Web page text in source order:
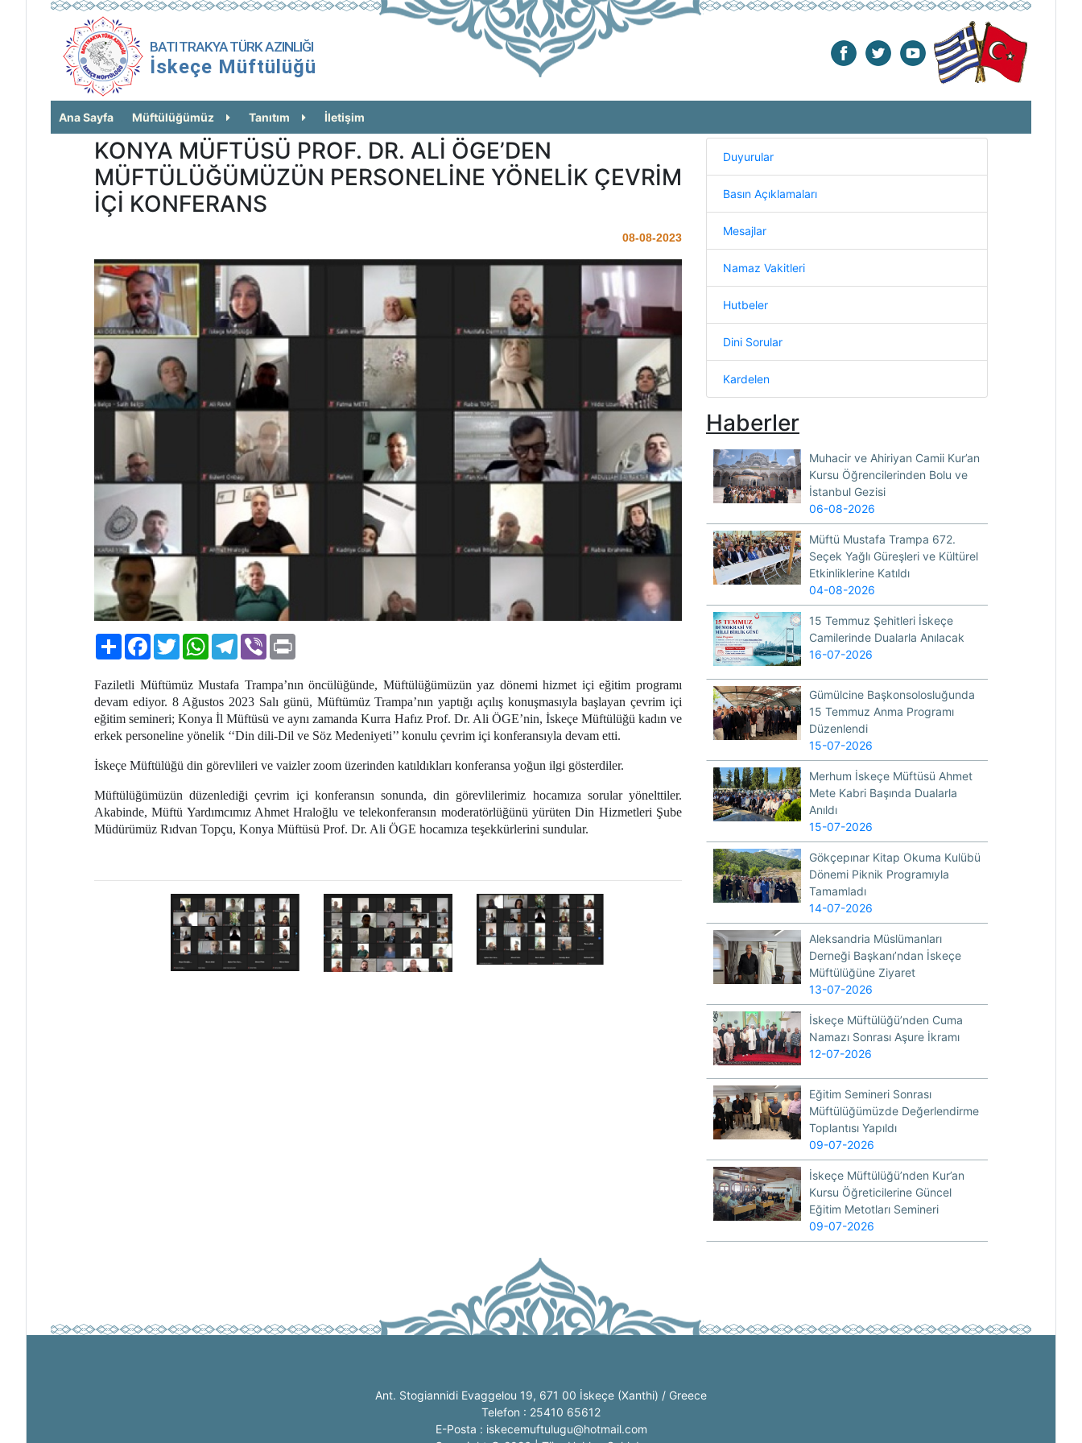
BATI TRAKYA TÜRK AZINLIĞI
İskeçe Müftülüğü
Ana Sayfa Müftülüğümüz Tanıtım İletişim
KONYA MÜFTÜSÜ PROF. DR. ALİ ÖGE’DEN
MÜFTÜLÜĞÜMÜZÜN PERSONELİNE YÖNELİK ÇEVRİM
İÇİ KONFERANS
08-08-2023
PaylaşFacebook
TwitterWhatsAppTelegram
Viber
Faziletli Müftümüz Mustafa Trampa’nın öncülüğünde, Müftülüğümüzün yaz dönemi hizmet içi eğitim programı
devam ediyor. 8 Ağustos 2023 Salı günü, Müftümüz Trampa’nın yaptığı açılış konuşmasıyla başlayan çevrim içi
eğitim semineri; Konya İl Müftüsü ve aynı zamanda Kurra Hafız Prof. Dr. Ali ÖGE’nin, İskeçe Müftülüğü kadın ve
erkek personeline yönelik ‘‘Din dili-Dil ve Söz Medeniyeti’’ konulu çevrim içi konferansıyla devam etti.
İskeçe Müftülüğü din görevlileri ve vaizler zoom üzerinden katıldıkları konferansa yoğun ilgi gösterdiler.
Müftülüğümüzün düzenlediği çevrim içi konferansın sonunda, din görevlilerimiz hocamıza sorular yönelttiler.
Akabinde, Müftü Yardımcımız Ahmet Hraloğlu ve telekonferansın moderatörlüğünü yürüten Din Hizmetleri Şube
Müdürümüz Rıdvan Topçu, Konya Müftüsü Prof. Dr. Ali ÖGE hocamıza teşekkürlerini sundular.
Duyurular
Basın Açıklamaları
Mesajlar
Namaz Vakitleri
Hutbeler
Dini Sorular
Kardelen
Haberler
Muhacir ve Ahiriyan Camii Kur’an
Kursu Öğrencilerinden Bolu ve
İstanbul Gezisi
06-08-2026
Müftü Mustafa Trampa 672.
Seçek Yağlı Güreşleri ve Kültürel
Etkinliklerine Katıldı
04-08-2026
15 Temmuz Şehitleri İskeçe
Camilerinde Dualarla Anılacak
16-07-2026
Gümülcine Başkonsolosluğunda
15 Temmuz Anma Programı
Düzenlendi
15-07-2026
Merhum İskeçe Müftüsü Ahmet
Mete Kabri Başında Dualarla
Anıldı
15-07-2026
Gökçepınar Kitap Okuma Kulübü
Dönemi Piknik Programıyla
Tamamladı
14-07-2026
Aleksandria Müslümanları
Derneği Başkanı’ndan İskeçe
Müftülüğüne Ziyaret
13-07-2026
İskeçe Müftülüğü’nden Cuma
Namazı Sonrası Aşure İkramı
12-07-2026
Eğitim Semineri Sonrası
Müftülüğümüzde Değerlendirme
Toplantısı Yapıldı
09-07-2026
İskeçe Müftülüğü’nden Kur’an
Kursu Öğreticilerine Güncel
Eğitim Metotları Semineri
09-07-2026
Ant. Stogiannidi Evaggelou 19, 671 00 İskeçe (Xanthi) / Greece
Telefon : 25410 65612
E-Posta : iskecemuftulugu@hotmail.com